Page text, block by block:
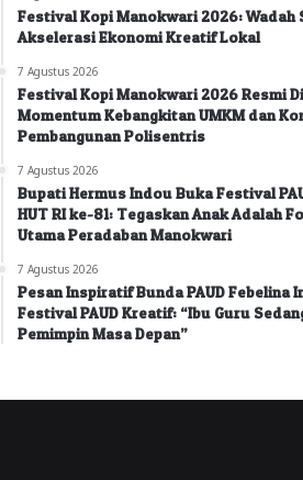
Festival Kopi Manokwari 2026: Wadah
Akselerasi Ekonomi Kreatif Lokal
7 Agustus 2026
Festival Kopi Manokwari 2026 Resmi
Momentum Kebangkitan UMKM dan
Pembangunan Polisentris
7 Agustus 2026
Bupati Hermus Indou Buka Festival
HUT RI ke-81: Tegaskan Anak Adalah
Utama Peradaban Manokwari
7 Agustus 2026
Pesan Inspiratif Bunda PAUD Febelina
Festival PAUD Kreatif: “Ibu Guru
Pemimpin Masa Depan”